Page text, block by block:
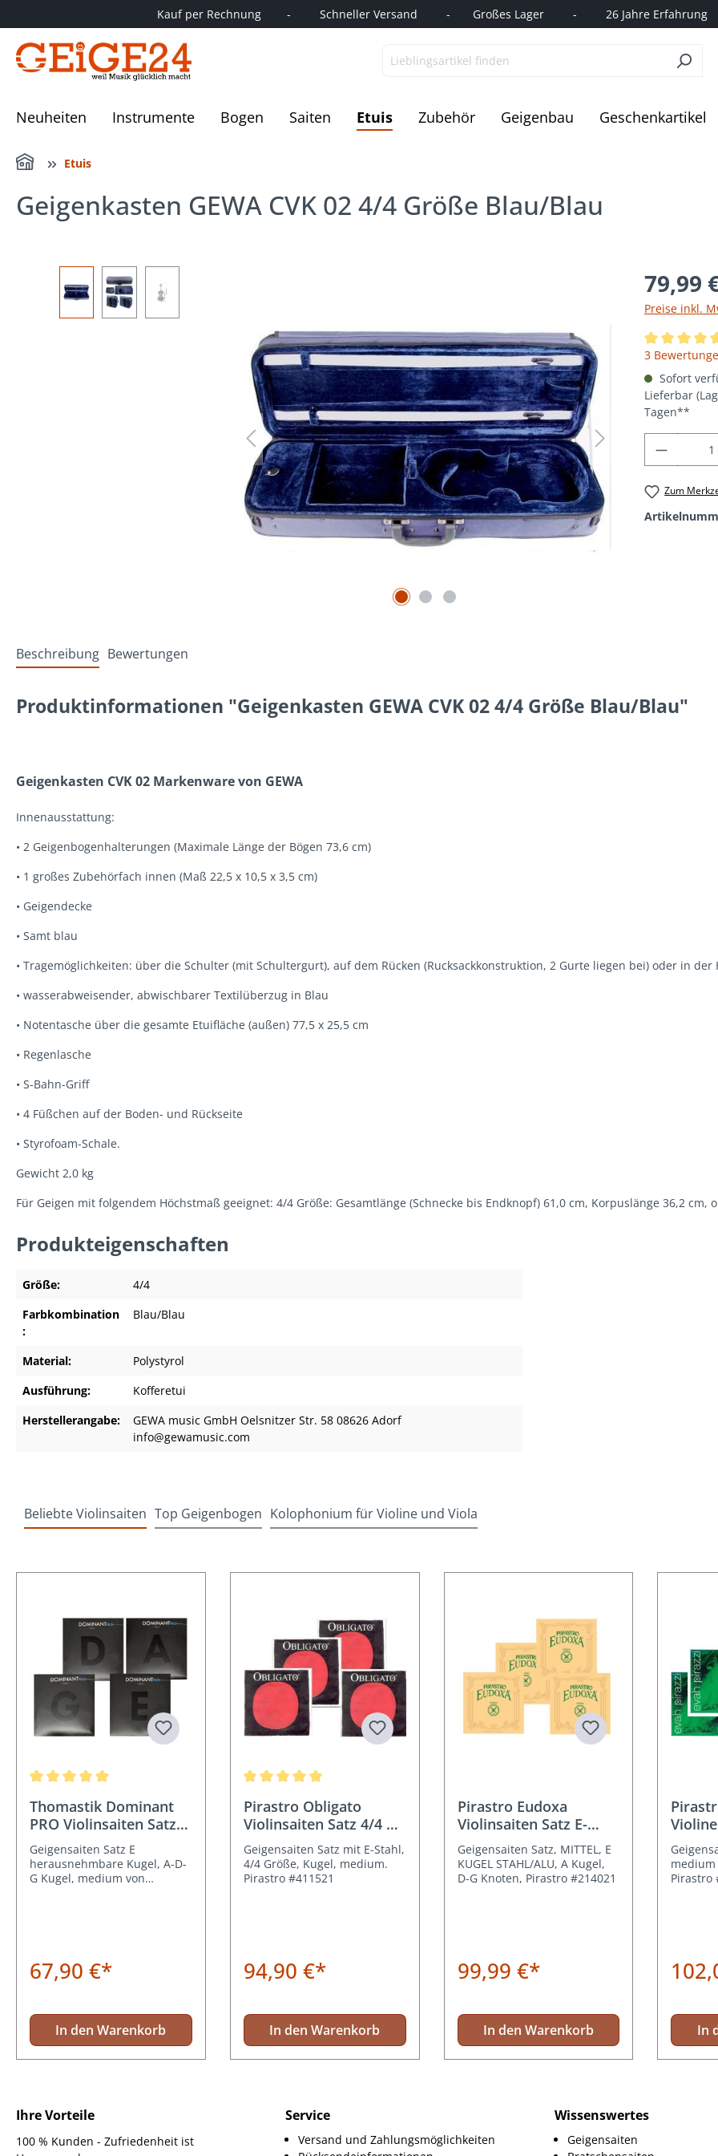
Zur Hauptnavigation springenKauf per Rechnung        -         Schneller Versand         -       Großes Lager         -         26 Jahre Erfahrung
Neuheiten Instrumente Bogen Saiten Etuis Zubehör Geigenbau Geschenkartikel
Home Etuis
Geigenkasten GEWA CVK 02 4/4 Größe Blau/Blau
Bildergalerie überspringen 79,99
Preise inkl.
3
Sofort
Lieferbar
Tagen**
Zum
Beschreibung Bewertungen
Produktinformationen "Geigenkasten GEWA CVK 02 4/4 Größe Blau/Blau"
Geigenkasten CVK 02 Markenware von GEWA
Innenausstattung:
• 2 Geigenbogenhalterungen (Maximale Länge der Bögen 73,6 cm)
• 1 großes Zubehörfach innen (Maß 22,5 x 10,5 x 3,5 cm)
• Geigendecke
• Samt blau
• Tragemöglichkeiten: über die Schulter (mit Schultergurt), auf dem Rücken (Rucksackkonstruktion, 2 Gurte liegen bei) oder in
• wasserabweisender, abwischbarer Textilüberzug in Blau
• Notentasche über die gesamte Etuifläche (außen) 77,5 x 25,5 cm
• Regenlasche
• S-Bahn-Griff
• 4 Füßchen auf der Boden- und Rückseite
• Styrofoam-Schale.
Gewicht 2,0 kg
Für Geigen mit folgendem Höchstmaß geeignet: 4/4 Größe: Gesamtlänge (Schnecke bis Endknopf) 61,0 cm, Korpuslänge 36,2
Produkteigenschaften
Größe:
4/4
Farbkombination
:
Blau/Blau
Material:
Polystyrol
Ausführung:
Kofferetui
Herstellerangabe:
GEWA music GmbH Oelsnitzer Str. 58 08626 Adorf
info@gewamusic.com
Beliebte Violinsaiten Top Geigenbogen Kolophonium für Violine und Viola
Thomastik Dominant
PRO Violinsaiten Satz
4/4 Größe
Geigensaiten Satz E
herausnehmbare Kugel, A-D-
G Kugel, medium von
67,90 €*
In den Warenkorb
Pirastro Obligato
Violinsaiten Satz 4/4 E
Stahl Kugel
Geigensaiten Satz mit E-Stahl,
4/4 Größe, Kugel, medium.
Pirastro #411521
94,90 €*
In den Warenkorb
Pirastro Eudoxa
Violinsaiten Satz E-
Kugel Stahl/Alu
Geigensaiten Satz, MITTEL, E
KUGEL STAHL/ALU, A Kugel,
D-G Knoten, Pirastro #214021
99,99 €*
In den Warenkorb
Kugel
medium
Pirastro
In
Ihre Vorteile
100 % Kunden - Zufriedenheit ist
Service
Versand und Zahlungsmöglichkeiten
Wissenswertes
Geigensaiten